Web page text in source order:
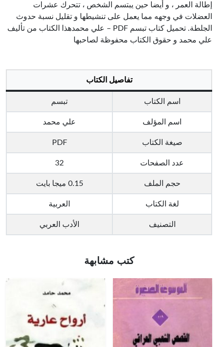
إطالة العمر ، و أيضا حين يبتسم الشخص ، تتحرك عشرات
العضلات في وجهه مما يعمل على تنشيطها و تقليل نسبة حدوث
الجلطة. تحميل كتاب تبسم PDF – علي محمدهذا الكتاب من تأليف
علي محمد و حقوق الكتاب محفوظة لصاحبها
تفاصيل الكتاب
اسم الكتاب تبسم
اسم المؤلف علي محمد
صيغة الكتاب PDF
عدد الصفحات 32
حجم الملف 0.15 ميجا بايت
لغة الكتاب العربية
التصنيف الأدب العربي
كتب مشابهة